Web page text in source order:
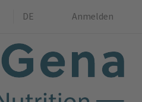
DE Anmelden